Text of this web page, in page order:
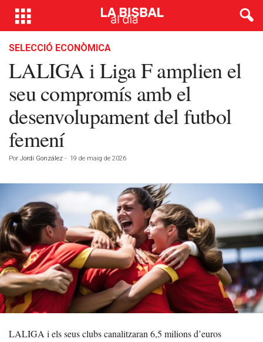
SELECCIÓ ECONÒMICA
LALIGA i Liga F amplien el
seu compromís amb el
desenvolupament del futbol
femení
Por Jordi González - 19 de maig de 2026
LALIGA i els seus clubs canalitzaran 6,5 milions d’euros